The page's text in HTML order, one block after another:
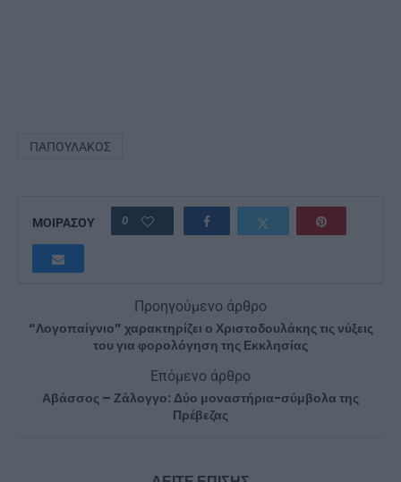
ΠΑΠΟΥΛΆΚΟΣ
ΜΟΙΡΑΣΟΥ 0
Προηγούμενο άρθρο
“Λογοπαίγνιο” χαρακτηρίζει ο Χριστοδουλάκης τις νύξεις
του για φορολόγηση της Εκκλησίας
Επόμενο άρθρο
Αβάσσος – Ζάλογγο: Δύο μοναστήρια-σύμβολα της
Πρέβεζας